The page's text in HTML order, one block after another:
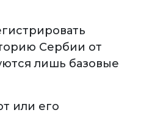
Сербии от
лишь базовые
или его